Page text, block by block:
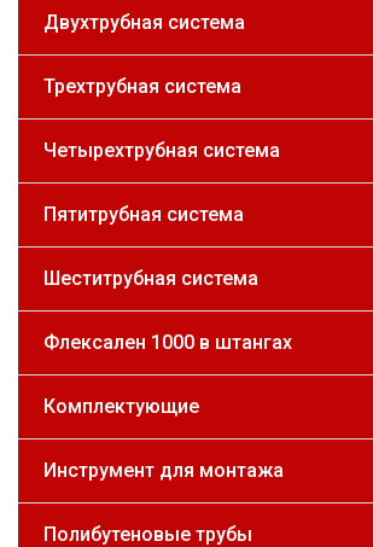
Двухтрубная система
Трехтрубная система
Четырехтрубная система
Пятитрубная система
Шеститрубная система
Флексален 1000 в штангах
Комплектующие
Инструмент для монтажа
Полибутеновые трубы